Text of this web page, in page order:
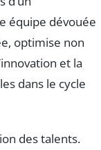
équipe dévouée
optimise non
et la
dans le cycle
des talents.